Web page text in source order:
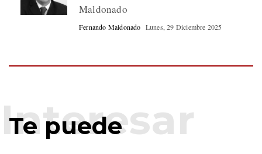
Maldonado
Fernando Maldonado Lunes, 29 Diciembre 2025
Te puede